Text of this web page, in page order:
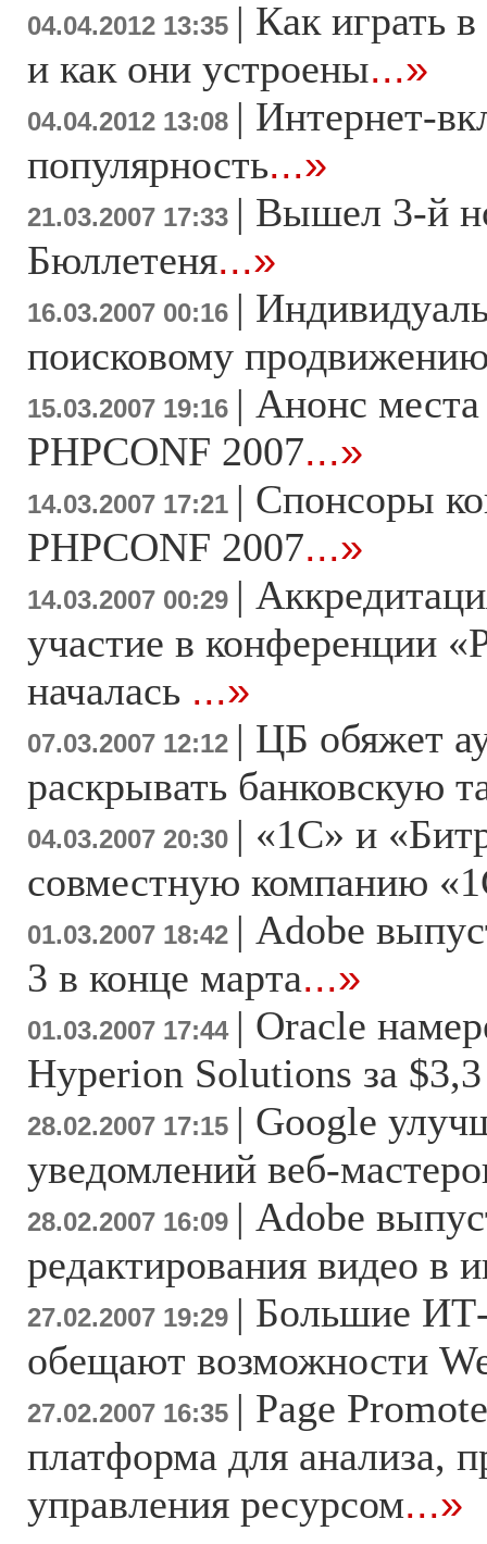
04.04.2012 13:35 | Как играть
и как они устроены...»
04.04.2012 13:08 | Интернет-
популярность...»
21.03.2007 17:33 | Вышел 3-й
Бюллетеня...»
16.03.2007 00:16 |
поисковому
15.03.2007 19:16 | Анонс
PHPCONF 2007...»
14.03.2007 17:21 | Спонсоры
PHPCONF 2007...»
14.03.2007 00:29 |
участие в конференции
началась ...»
07.03.2007 12:12 | ЦБ обяжет
раскрывать банковскую
04.03.2007 20:30 | «1С» и
совместную компанию
01.03.2007 18:42 | Adobe
3 в конце марта...»
01.03.2007 17:44 | Oracle
Hyperion Solutions за
28.02.2007 17:15 | Google
уведомлений веб-
28.02.2007 16:09 | Adobe
редактирования видео в
27.02.2007 19:29 | Большие
обещают возможности
27.02.2007 16:35 | Page
платформа для анализа,
управления ресурсом...»